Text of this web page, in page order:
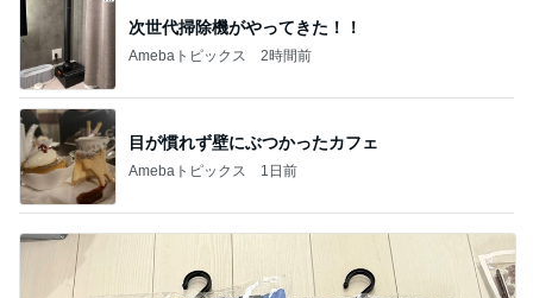
次世代掃除機がやってきた！！
Amebaトピックス 2時間前
目が慣れず壁にぶつかったカフェ
Amebaトピックス 1日前